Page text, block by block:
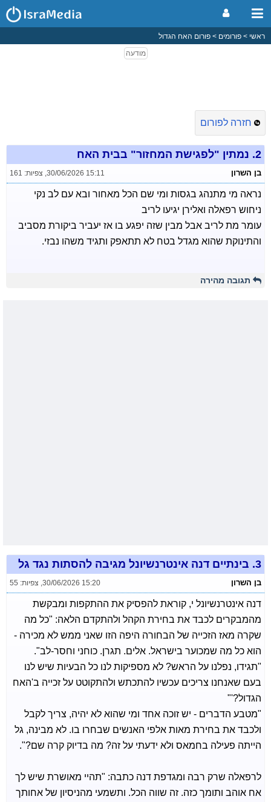
ראשי פורומים פורום האח הגדול
חזרה לפורום
2. נמתין "לפגישת המחזור" בבית האח
בן השרון 30/06/2026 15:11
, צפיות: 161
נראה מי מתנהג בגסות ומי שם הכל מאחור ובא עם לב נקי
ניחוש רפאלה ואלירן יגיעו לריב
עומר מת לריב אבל מבין שזה יפגע בו אז יעביר ביקורת מסביב
והתינוקת שהוא מגדל בטח לא תתאפק ותגיד משהו נבזי.
תגובה מהירה
3. בינתיים דנה אינטרנשיונל מגיבה להסתות נגד גל
בן השרון 30/06/2026 15:20
, צפיות: 55
דנה אינטרנשיונל י, קוראת להפסיק את ההתקפות ומבקשת
מהמבקרים לכבד את בחירת הקהל ולהתקדם הלאה: "כל מה
שקרה מאז הזכייה של הבחורה היפה הזו שאני ממש לא מכירה -
הוא כל מה שמכוער בישראל. אלים. תגרן. כוחני וחסר-לב".
"תגידו, נפלנו על הראש? לא מספיקות לנו כל הבעיות שיש לנו
בעם שאנחנו צריכים עכשיו להתכתש ולהתקוטט על זכייה ב'האח
הגדול?'"
"מטבע הדברים - יש זוכה אחד ומי שהוא לא יהיה, צריך לקבל
ולכבד את בחירת מאות אלפי האנשים שבחרו בו. לא מבינה, גל
הייתה פעילה בחמאס ולא ידעתי על זה? מה בדיוק קרה שם?".
לרפאלה שרק רבה ומגדפת דנה כתבה: "תהיי מאושרת שיש לך
אח אוהב ותומך כזה. זה שווה הכל. ותשמעי מהניסיון של אחותך